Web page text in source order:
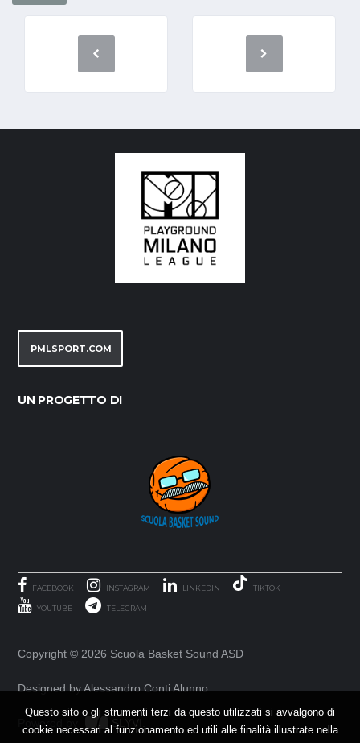
PMLSPORT.COM
UN PROGETTO DI
FACEBOOK INSTAGRAM LINKEDIN TIKTOK
YOUTUBE TELEGRAM
Copyright © 2026 Scuola Basket Sound ASD
Designed by Alessandro Conti Alunno
Powered by SLYVI.
Questo sito o gli strumenti terzi da questo utilizzati si avvalgono di
cookie necessari al funzionamento ed utili alle finalità illustrate nella